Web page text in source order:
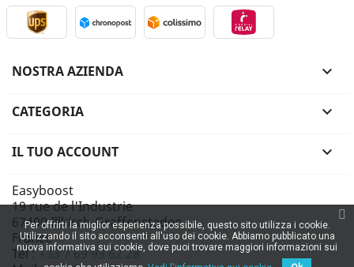
NOSTRA AZIENDA 
CATEGORIA 
IL TUO ACCOUNT 
Easyboost
19 rue de l'Industrie
67400 Illkirch-Graffenstaden
France
Tel :+33 7 69 93 62 28
Per offrirti la miglior esperienza possibile, questo sito utilizza i cookie.
Utilizzando il sito acconsenti all'uso dei cookie. Abbiamo pubblicato una
nuova informativa sui cookie, dove puoi trovare maggiori informazioni sui